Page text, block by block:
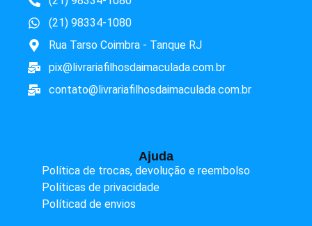
(21) 98334-1080
Rua Tarso Coimbra - Tanque RJ
pix@livrariafilhosdaimaculada.com.br
contato@livrariafilhosdaimaculada.com.br
Ajuda
Política de trocas, devolução e reembolso
Políticas de privacidade
Políticad de envios